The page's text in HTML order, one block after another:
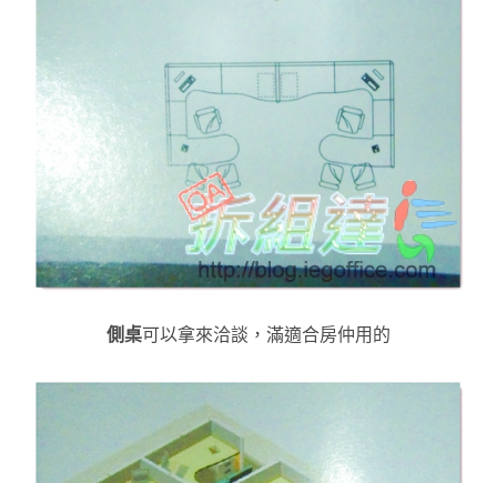
側桌可以拿來洽談，滿適合房仲用的